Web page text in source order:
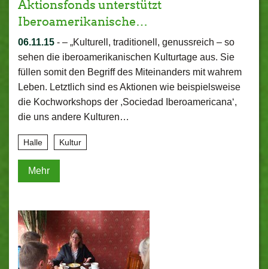
Aktionsfonds unterstützt
Iberoamerikanische…
06.11.15 - – „Kulturell, traditionell, genussreich – so
sehen die iberoamerikanischen Kulturtage aus. Sie
füllen somit den Begriff des Miteinanders mit wahrem
Leben. Letztlich sind es Aktionen wie beispielsweise
die Kochworkshops der ,Sociedad Iberoamericana‘,
die uns andere Kulturen…
Halle Kultur
Mehr